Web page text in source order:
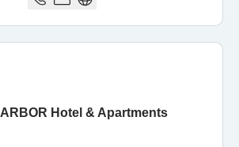
ARBOR Hotel & Apartments